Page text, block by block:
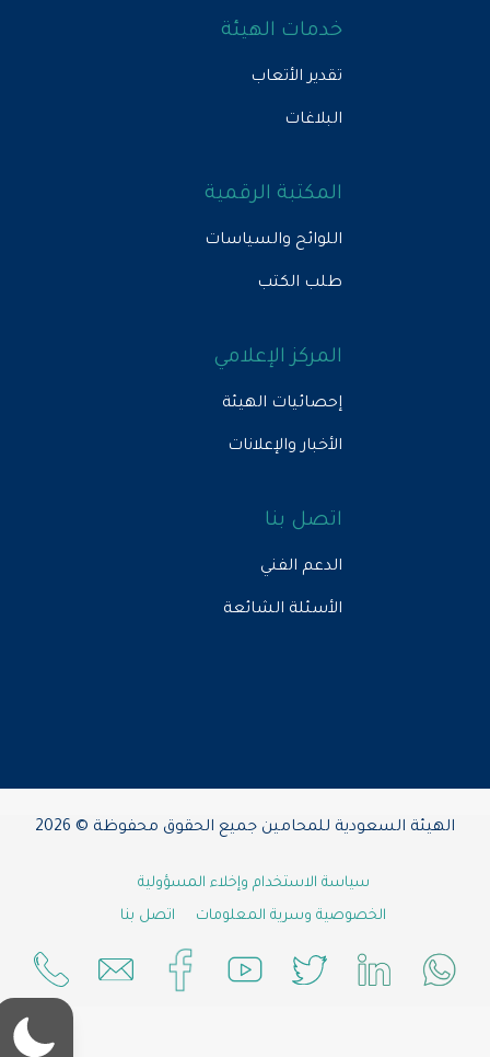
خدمات الهيئة
تقدير الأتعاب
البلاغات
المكتبة الرقمية
اللوائح والسياسات
طلب الكتب
المركز الإعلامي
إحصائيات الهيئة
الأخبار والإعلانات
اتصل بنا
الدعم الفني
الأسئلة الشائعة
الهيئة السعودية للمحامين جميع الحقوق محفوظة © 2026
سياسة الاستخدام وإخلاء المسؤولية
الخصوصية وسرية المعلومات
اتصل بنا